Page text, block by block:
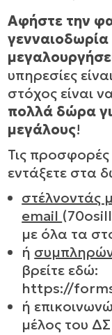
Αφήστε την
υπηρεσίες
στόχος είναι
πολλά δώρα
μεγάλους!
Τις
εντάξετε στα
στέλνοντάς
email
με όλα τα
ή
βρείτε εδώ:
https://
ή
μέλος του ΔΣ